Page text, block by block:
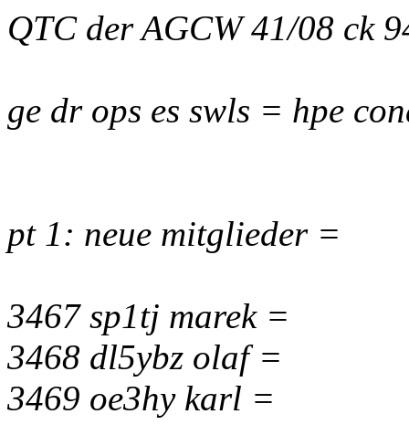
QTC der AGCW 41/08 ck
ge dr ops es swls = hpe
pt 1: neue mitglieder =
3467 sp1tj marek =
3468 dl5ybz olaf =
3469 oe3hy karl =